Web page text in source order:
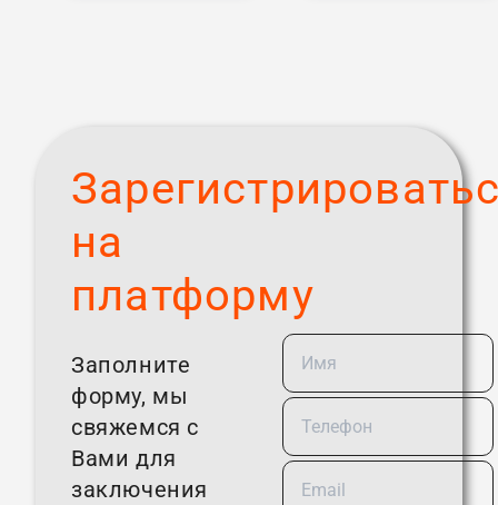
на
платформу
Заполните
форму, мы
свяжемся с
Вами для
заключения